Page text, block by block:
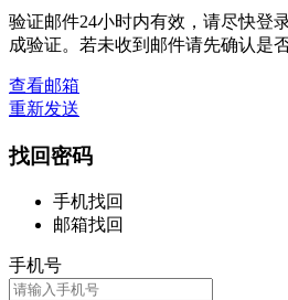
验证邮件24小时内有效，请尽快登
成验证。若未收到邮件请先确认是
查看邮箱
重新发送
找回密码
手机找回
邮箱找回
手机号